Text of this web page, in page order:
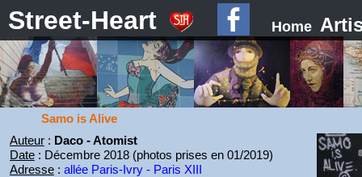
Street-Heart Home
Samo is Alive
Auteur: Daco - Atomist
Date: Décembre 2018 (photos prises en 01/2019)
Adresse: allée Paris-Ivry - Paris XIII